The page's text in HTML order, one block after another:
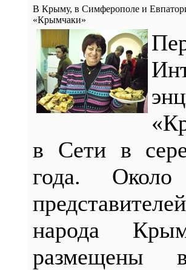
В Крыму, в Симферополе и
«Крымчаки»
в Сети в
года.
народа
размещены